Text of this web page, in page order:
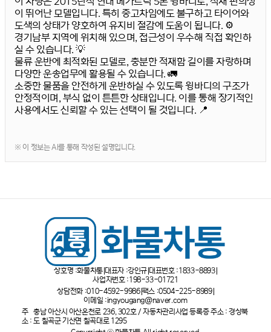
이 뛰어난 모델입니다. 특히 중고차임에도 불구하고 타이어와
도색의 상태가 양호하여 유지비 절감에 도움이 됩니다. ⚙️
경기남부 지역에 위치해 있으며, 접근성이 우수해 직접 확인하
실 수 있습니다. 💡
물류 운반에 최적화된 모델로, 충분한 적재함 길이를 자랑하며
다양한 운송업무에 활용될 수 있습니다. 🚛
소중한 물품을 안전하게 운반하실 수 있도록 윙바디의 구조가
안정적이며, 부식 없이 튼튼한 상태입니다. 이를 통해 장기적인
사용에서도 신뢰할 수 있는 선택이 될 것입니다. 📍
※ 이 정보는 AI를 통해 작성된 설명입니다.
상호명 :화물차통 대표자 :강인규 대표번호 :1833-8893
사업자번호 :198-33-01721
상담전화 :010-4592-9986 팩스 :0504-225-8989
이메일 :ingyougang@naver.com
주
소 :
충남 아산시 아산온천로 236, 302호 / 자동차관리사업 등록증 주소 : 경상북
도 칠곡군 기산면 칠곡대로 1295